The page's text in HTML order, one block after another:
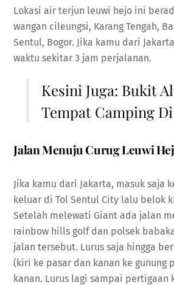
Lokasi air terjun leuwi hejo ini
wangan cileungsi, Karang Tengah,
Sentul, Bogor. Jika kamu dari
waktu sekitar 3 jam perjalanan.
Kesini Juga: Bukit
Tempat Camping
Jalan Menuju Curug Leuwi
Jika kamu dari Jakarta, masuk saja
keluar di Tol Sentul City lalu belok
Setelah melewati Giant ada jalan
rainbow hills golf dan polsek
jalan tersebut. Lurus saja hingga
(kiri ke pasar dan kanan ke gunung
kanan. Lurus lagi sampai pertigaan